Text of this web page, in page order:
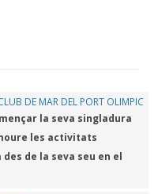
DE MAR DEL PORT OLIMPIC
la seva singladura
les activitats
de la seva seu en el